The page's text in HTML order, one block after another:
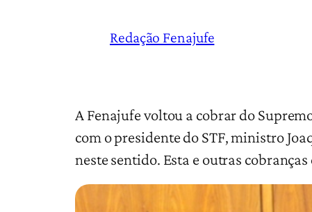
Redação Fenajufe
A Fenajufe voltou a cobrar do
com o presidente do STF, ministro
neste sentido. Esta e outras